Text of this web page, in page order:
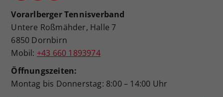
Vorarlberger Tennisverband
Untere Roßmähder, Halle 7
6850 Dornbirn
Mobil: +43 660 1893974
Öffnungszeiten:
Montag bis Donnerstag: 8:00 – 14:00 Uhr